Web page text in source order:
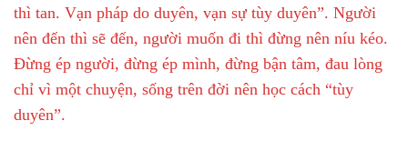
thì tan. Vạn pháp do duyên, vạn sự tùy duyên”. Người
nên đến thì sẽ đến, người muốn đi thì đừng nên níu kéo.
Đừng ép người, đừng ép mình, đừng bận tâm, đau lòng
chỉ vì một chuyện, sống trên đời nên học cách “tùy
duyên”.